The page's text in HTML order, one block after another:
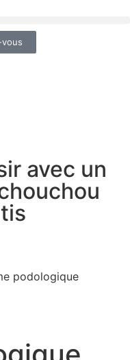
avec un
podologique